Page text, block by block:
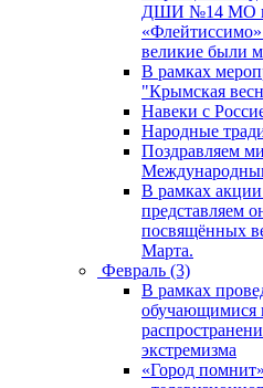
ДШИ №14 МО
великие были
В рамках
"Крымская
Навеки с
Народные
Поздравляем
В рамках
представляем
посвящённых
Марта.
Февраль (3)
В рамках
обучающимися
экстремизма
«Город